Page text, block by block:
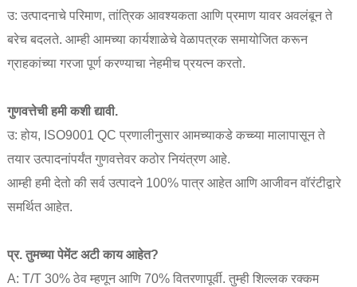
उ: उत्पादनाचे परिमाण, तांत्रिक आवश्यकता आणि प्रमाण यावर अवलंबून ते
बरेच बदलते. आम्ही आमच्या कार्यशाळेचे वेळापत्रक समायोजित करून
ग्राहकांच्या गरजा पूर्ण करण्याचा नेहमीच प्रयत्न करतो.
गुणवत्तेची हमी कशी द्यावी.
उ: होय, ISO9001 QC प्रणालीनुसार आमच्याकडे कच्च्या मालापासून ते
तयार उत्पादनांपर्यंत गुणवत्तेवर कठोर नियंत्रण आहे.
आम्ही हमी देतो की सर्व उत्पादने 100% पात्र आहेत आणि आजीवन वॉरंटीद्वारे
समर्थित आहेत.
प्र. तुमच्या पेमेंट अटी काय आहेत?
A: T/T 30% ठेव म्हणून आणि 70% वितरणापूर्वी. तुम्ही शिल्लक रक्कम